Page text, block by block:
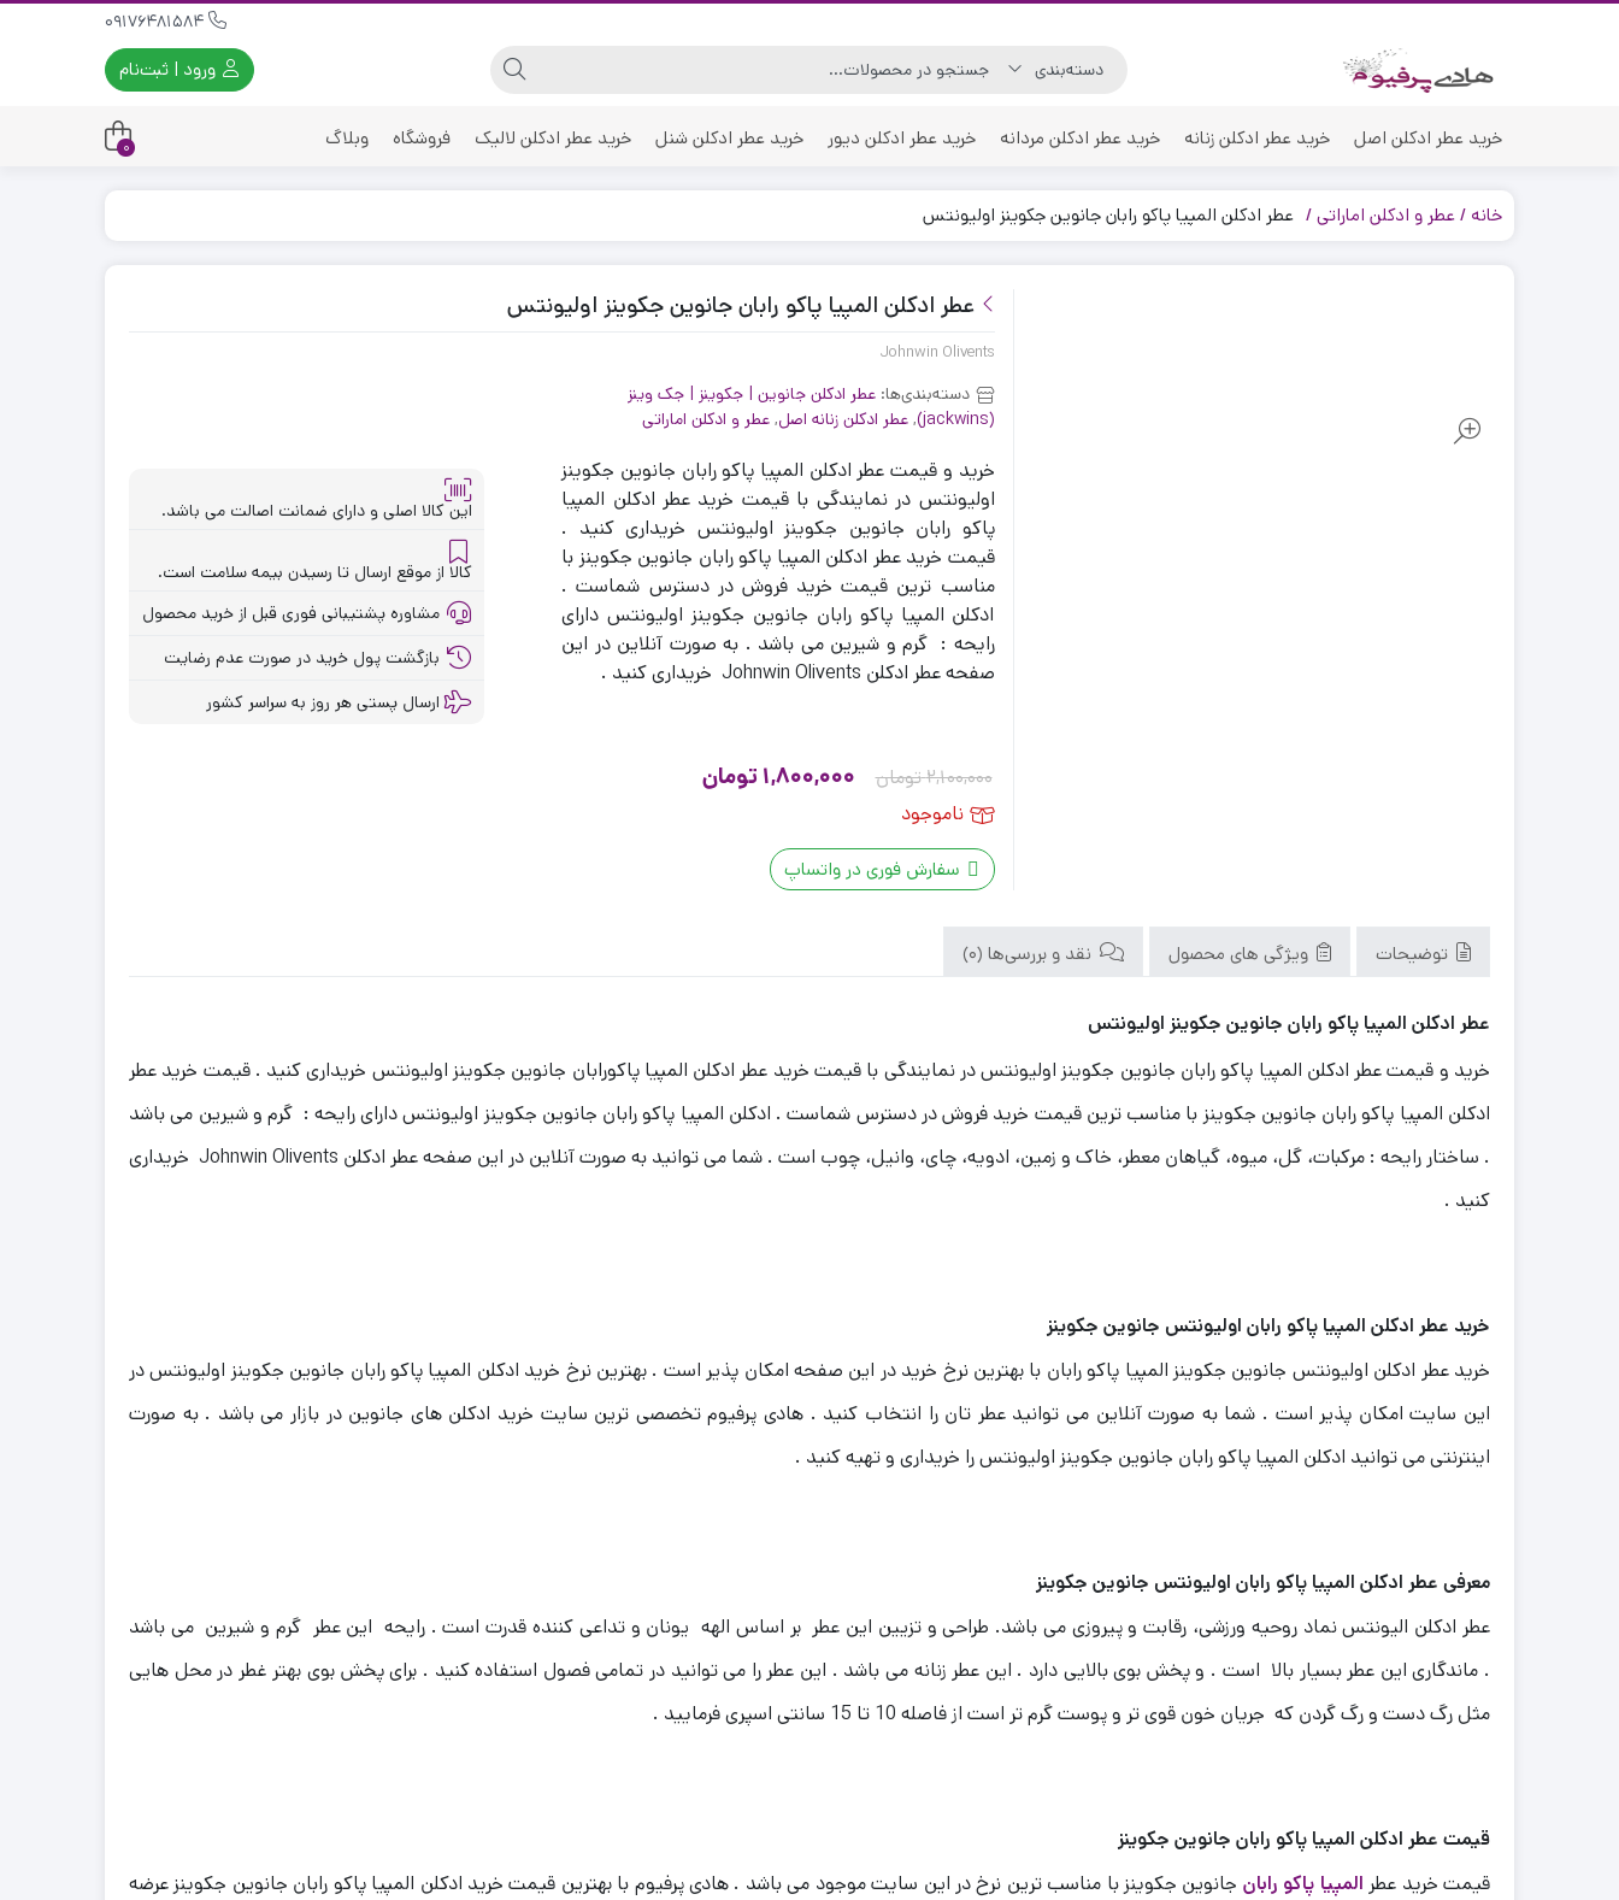
ورود | ثبت‌نام
خرید عطر ادکلن اصل خرید عطر ادکلن زنانه خرید عطر ادکلن مردانه خرید عطر ادکلن دیور خرید عطر ادکلن شنل خرید عطر ادکلن لالیک فروشگاه وبلاگ 0
خانه عطر و ادکلن اماراتی عطر ادکلن المپیا پاکو رابان جانوین جکوینز اولیونتس
عطر ادکلن المپیا پاکو رابان جانوین جکوینز اولیونتس
Johnwin Olivents
دسته‌بندی‌ها:عطر ادکلن جانوین | جکوینز | جک وینز
(jackwins)
,عطر ادکلن زنانه اصل,عطر و ادکلن اماراتی
خرید و قیمت عطر ادکلن المپیا پاکو رابان جانوین جکوینز
اولیونتس در نمایندگی با قیمت خرید عطر ادکلن المپیا
پاکو رابان جانوین جکوینز اولیونتس خریداری کنید .
قیمت خرید عطر ادکلن المپیا پاکو رابان جانوین جکوینز با
مناسب ترین قیمت خرید فروش در دسترس شماست .
ادکلن المپیا پاکو رابان جانوین جکوینز اولیونتس دارای
رایحه : گرم و شیرین می باشد . به صورت آنلاین در این
صفحه عطر ادکلن Johnwin Olivents خریداری کنید .
این کالا اصلی و دارای ضمانت اصالت می باشد.
کالا از موقع ارسال تا رسیدن بیمه سلامت است.
مشاوره پشتیبانی فوری قبل از خرید محصول
بازگشت پول خرید در صورت عدم رضایت
ارسال پستی هر روز به سراسر کشور
2,100,000تومان
قیمت
بود.
1,800,000 تومان
ناموجود
سفارش فوری در واتساپ
توضیحات ویژگی های محصول نقد و بررسی‌ها (0)
عطر ادکلن المپیا پاکو رابان جانوین جکوینز اولیونتس
خرید و قیمت عطر ادکلن المپیا پاکو رابان جانوین جکوینز اولیونتس در نمایندگی با قیمت خرید عطر ادکلن المپیا پاکورابان جانوین جکوینز اولیونتس خریداری کنید . قیمت خرید عطر
ادکلن المپیا پاکو رابان جانوین جکوینز با مناسب ترین قیمت خرید فروش در دسترس شماست . ادکلن المپیا پاکو رابان جانوین جکوینز اولیونتس دارای رایحه : گرم و شیرین می باشد
. ساختار رایحه : مرکبات، گل، میوه، گیاهان معطر، خاک و زمین، ادویه، چای، وانیل، چوب است . شما می توانید به صورت آنلاین در این صفحه عطر ادکلن Johnwin Olivents خریداری
کنید .
خرید عطر ادکلن المپیا پاکو رابان اولیونتس جانوین جکوینز
خرید عطر ادکلن اولیونتس جانوین جکوینز المپیا پاکو رابان با بهترین نرخ خرید در این صفحه امکان پذیر است . بهترین نرخ خرید ادکلن المپیا پاکو رابان جانوین جکوینز اولیونتس در
این سایت امکان پذیر است . شما به صورت آنلاین می توانید عطر تان را انتخاب کنید . هادی پرفیوم تخصصی ترین سایت خرید ادکلن های جانوین در بازار می باشد . به صورت
اینترنتی می توانید ادکلن المپیا پاکو رابان جانوین جکوینز اولیونتس را خریداری و تهیه کنید .
معرفی عطر ادکلن المپیا پاکو رابان اولیونتس جانوین جکوینز
عطر ادکلن الیونتس نماد روحیه ورزشی، رقابت و پیروزی می باشد. طراحی و تزیین این عطر بر اساس الهه یونان و تداعی کننده قدرت است .رایحه این عطر گرم و شیرین می باشد
. ماندگاری این عطر بسیار بالا است . و پخش بوی بالایی دارد . این عطر زنانه می باشد . این عطر را می توانید در تمامی فصول استفاده کنید . برای پخش بوی بهتر غطر در محل هایی
مثل رگ دست و رگ گردن که جریان خون قوی تر و پوست گرم تر است از فاصله 10 تا 15 سانتی اسپری فرمایید .
قیمت عطر ادکلن المپیا پاکو رابان جانوین جکوینز
قیمت خرید عطر المپیا پاکو رابان جانوین جکوینز با مناسب ترین نرخ در این سایت موجود می باشد . هادی پرفیوم با بهترین قیمت خرید ادکلن المپیا پاکو رابان جانوین جکوینز عرضه